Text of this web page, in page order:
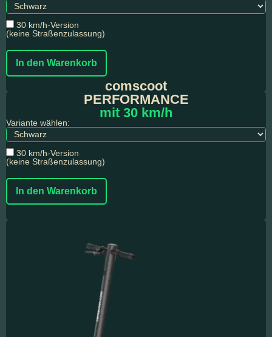
30 km/h-Version
(keine Straßenzulassung)
In den Warenkorb
comscoot
PERFORMANCE
mit 30 km/h
Variante wählen:
30 km/h-Version
(keine Straßenzulassung)
In den Warenkorb